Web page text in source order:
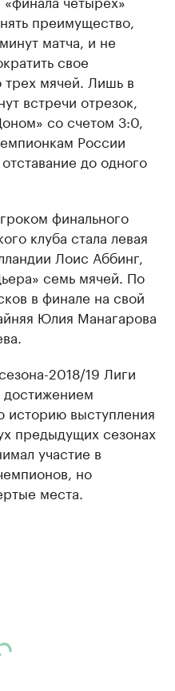
преимущество,
матча, и не
свое
трех мячей. Лишь в
встречи отрезок,
со счетом 3:0,
России
до одного
финального
клуба стала левая
Лоис Аббинг,
семь мячей. По
в финале на свой
Юлия Манагарова
2018/19 Лиги
историю выступления
предыдущих сезонах
участие в
но
места.